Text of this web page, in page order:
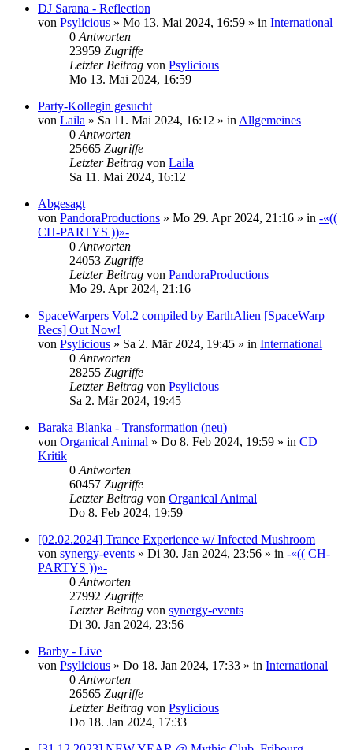
DJ Sarana - Reflection
von Psylicious » Mo 13. Mai 2024, 16:59 » in International
0 Antworten
23959 Zugriffe
Letzter Beitrag von Psylicious
Mo 13. Mai 2024, 16:59
Party-Kollegin gesucht
von Laila » Sa 11. Mai 2024, 16:12 » in Allgemeines
0 Antworten
25665 Zugriffe
Letzter Beitrag von Laila
Sa 11. Mai 2024, 16:12
Abgesagt
von PandoraProductions » Mo 29. Apr 2024, 21:16 » in -«((
CH-PARTYS ))»-
0 Antworten
24053 Zugriffe
Letzter Beitrag von PandoraProductions
Mo 29. Apr 2024, 21:16
SpaceWarpers Vol.2 compiled by EarthAlien [SpaceWarp
Recs] Out Now!
von Psylicious » Sa 2. Mär 2024, 19:45 » in International
0 Antworten
28255 Zugriffe
Letzter Beitrag von Psylicious
Sa 2. Mär 2024, 19:45
Baraka Blanka - Transformation (neu)
von Organical Animal » Do 8. Feb 2024, 19:59 » in CD
Kritik
0 Antworten
60457 Zugriffe
Letzter Beitrag von Organical Animal
Do 8. Feb 2024, 19:59
[02.02.2024] Trance Experience w/ Infected Mushroom
von synergy-events » Di 30. Jan 2024, 23:56 » in -«(( CH-
PARTYS ))»-
0 Antworten
27992 Zugriffe
Letzter Beitrag von synergy-events
Di 30. Jan 2024, 23:56
Barby - Live
von Psylicious » Do 18. Jan 2024, 17:33 » in International
0 Antworten
26565 Zugriffe
Letzter Beitrag von Psylicious
Do 18. Jan 2024, 17:33